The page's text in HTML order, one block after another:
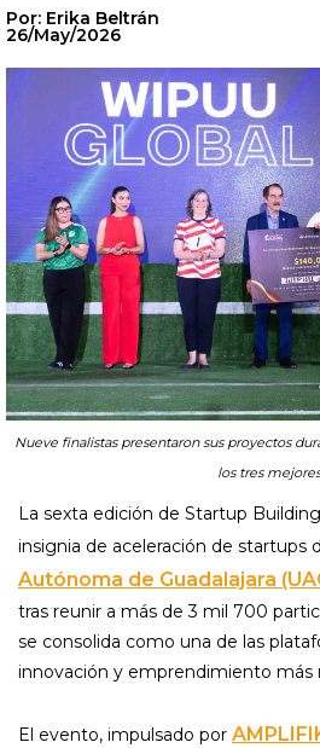
Por: Erika Beltrán
26/May/2026
Nueve finalistas presentaron sus proyectos
los tres
La sexta edición de Startup
insignia de aceleración de startups
Autónoma de Guadalajara
tras reunir a más de 3 mil 700
se consolida como una de las
innovación y emprendimiento más
El evento, impulsado por